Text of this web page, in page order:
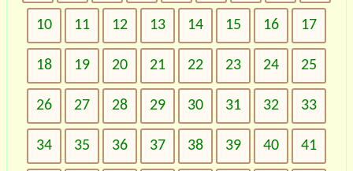
10 11 12 13 14 15 16 17
18 19 20 21 22 23 24 25
26 27 28 29 30 31 32 33
34 35 36 37 38 39 40 41